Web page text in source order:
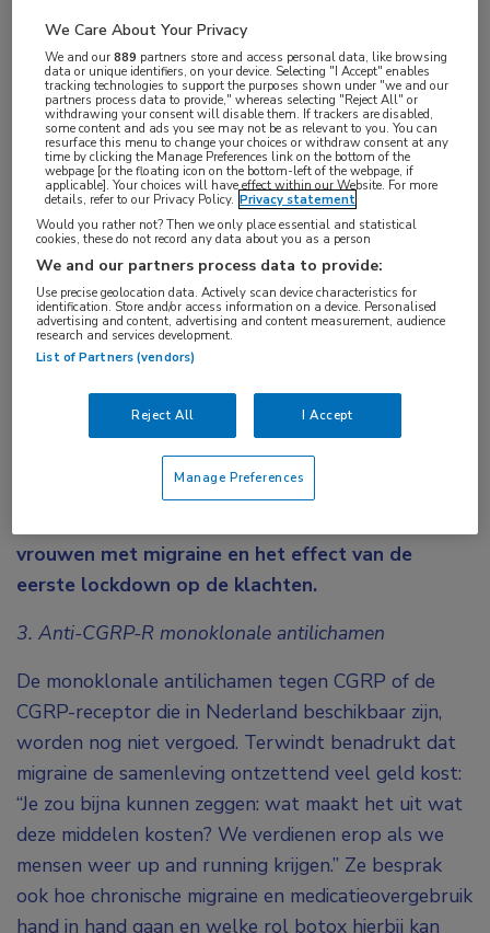
Vier experts waagden zich dit jaar voor de
tweede keer aan een Neurologisch Jaaroverzicht.
Welke ontwikkelingen classificeerden zij als
baanbrekend voor 2020? Prof. dr. Gisela
Terwindt (LUMC) besprak in haar Top 3 van 2020
de plaatsbepaling van de monoklonale
antilichamen tegen CGRP(-R) bij chronische
migraine en de rol van medicatieovergebruik.
Daarnaast behandelde ze het verhoogde risico
vrouwen met migraine en het effect van de
eerste lockdown op de klachten.
3. Anti-CGRP-R monoklonale antilichamen
De monoklonale antilichamen tegen CGRP of de
CGRP-receptor die in Nederland beschikbaar zijn,
worden nog niet vergoed. Terwindt benadrukt dat
migraine de samenleving ontzettend veel geld kost:
“Je zou bijna kunnen zeggen: wat maakt het uit wat
deze middelen kosten? We verdienen erop als we
mensen weer up and running krijgen.” Ze besprak
ook hoe chronische migraine en medicatieovergebruik
hand in hand gaan en welke rol botox hierbij kan
Aandachtsgebieden:
Hoofdpijn
Tags:
CGRP,chronische migraine,coronavirus,migraine,SARS-
CoV-2
We Care About Your Privacy
We and our889 partners store and access personal data, like browsing
data or unique identifiers, on your device. Selecting "I Accept" enables
tracking technologies to support the purposes shown under "we and our
partners process data to provide," whereas selecting "Reject All" or
withdrawing your consent will disable them. If trackers are disabled,
some content and ads you see may not be as relevant to you. You can
resurface this menu to change your choices or withdraw consent at any
time by clicking the Manage Preferences link on the bottom of the
webpage [or the floating icon on the bottom-left of the webpage, if
applicable]. Your choices will have effect within our Website. For more
details, refer to our Privacy Policy. Privacy statement
Would you rather not? Then we only place essential and statistical
cookies, these do not record any data about you as a person
We and our partners process data to provide:
Use precise geolocation data. Actively scan device characteristics for
identification. Store and/or access information on a device. Personalised
advertising and content, advertising and content measurement, audience
research and services development.
List of Partners (vendors)
Reject All I Accept
Manage Preferences